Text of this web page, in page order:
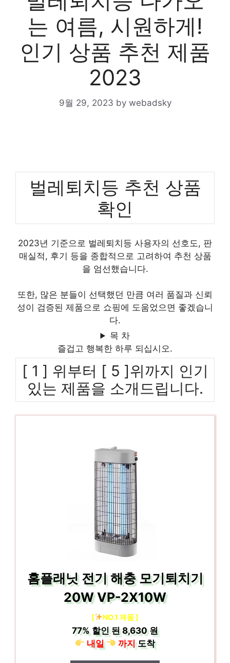
는 여름, 시원하게!
인기 상품 추천 제품
2023
9월 29, 2023 by webadsky
벌레퇴치등 추천 상품
확인
2023년 기준으로 벌레퇴치등 사용자의 선호도, 판
매실적, 후기 등을 종합적으로 고려하여 추천 상품
을 엄선했습니다.
또한, 많은 분들이 선택했던 만큼 여러 품질과 신뢰
성이 검증된 제품으로 쇼핑에 도움었으면 좋겠습니
다.
목 차
즐겁고 행복한 하루 되십시오.
[ 1 ] 위부터 [ 5 ]위까지 인기
있는 제품을 소개드립니다.
홈플래닛 전기 해충 모기퇴치기
20W VP-2X10W
[ NO.1 제품 ]
77% 할인 된8,630 원
내일
까지도착